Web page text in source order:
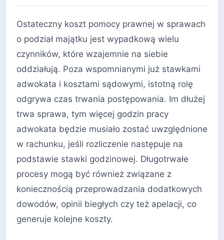
Ostateczny koszt pomocy prawnej w sprawach
o podział majątku jest wypadkową wielu
czynników, które wzajemnie na siebie
oddziałują. Poza wspomnianymi już stawkami
adwokata i kosztami sądowymi, istotną rolę
odgrywa czas trwania postępowania. Im dłużej
trwa sprawa, tym więcej godzin pracy
adwokata będzie musiało zostać uwzględnione
w rachunku, jeśli rozliczenie następuje na
podstawie stawki godzinowej. Długotrwałe
procesy mogą być również związane z
koniecznością przeprowadzania dodatkowych
dowodów, opinii biegłych czy też apelacji, co
generuje kolejne koszty.